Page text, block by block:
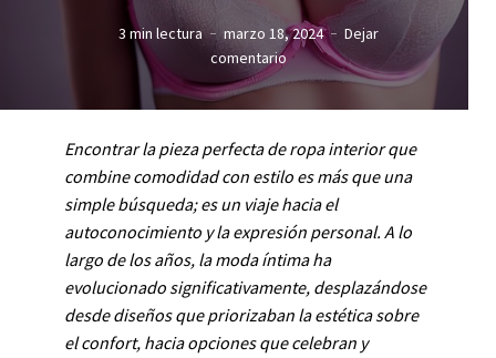
3 min lectura marzo 18, 2024
Dejar
comentario
Encontrar la pieza perfecta de ropa interior que
combine comodidad con estilo es más que una
simple búsqueda; es un viaje hacia el
autoconocimiento y la expresión personal. A lo
largo de los años, la moda íntima ha
evolucionado significativamente, desplazándose
desde diseños que priorizaban la estética sobre
el confort, hacia opciones que celebran y